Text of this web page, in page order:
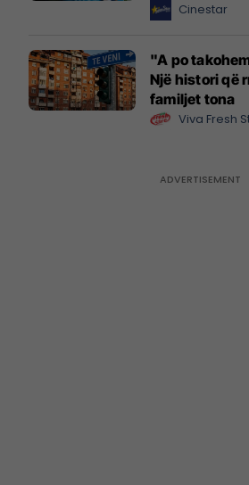
Cinestar
"A po
Një histori që
familjet tona
Viva Fresh